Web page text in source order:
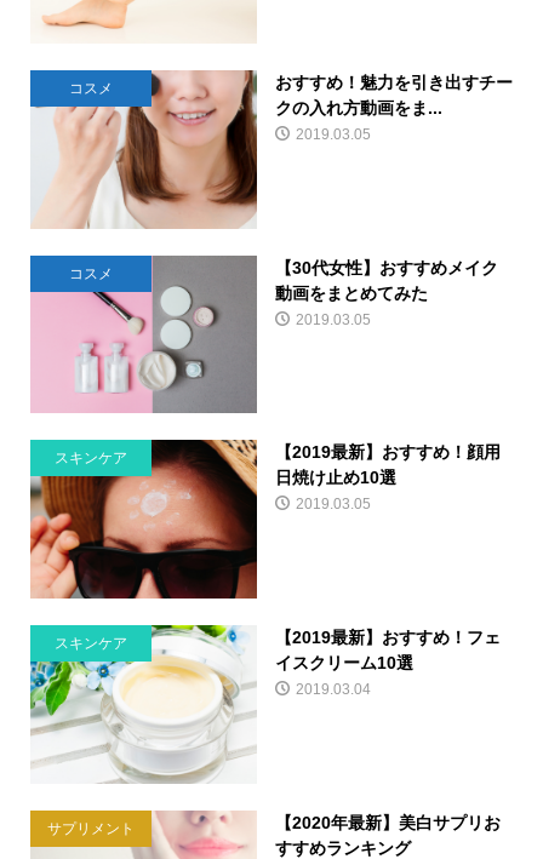
コスメ
おすすめ！魅力を引き出すチー
クの入れ方動画をま...
2019.03.05
コスメ
【30代女性】おすすめメイク
動画をまとめてみた
2019.03.05
スキンケア
【2019最新】おすすめ！顔用
日焼け止め10選
2019.03.05
スキンケア
【2019最新】おすすめ！フェ
イスクリーム10選
2019.03.04
サプリメント
【2020年最新】美白サプリお
すすめランキング